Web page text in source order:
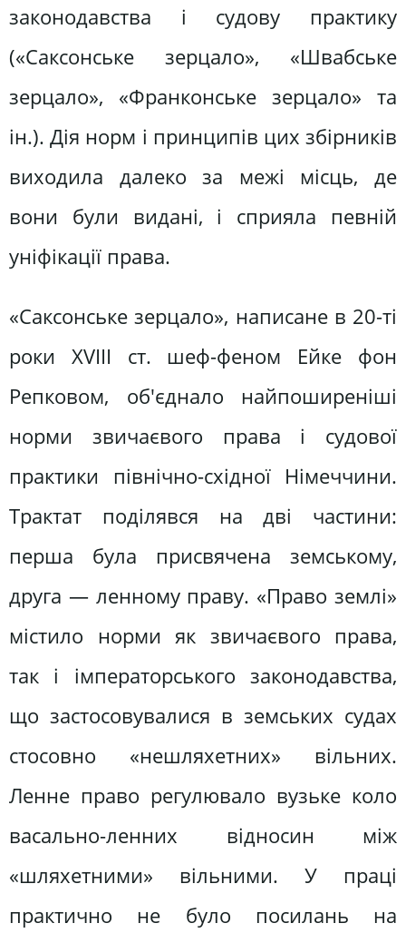
законодавства і судову практику
(«Саксонське зерцало», «Швабське
зерцало», «Франконське зерцало» та
ін.). Дія норм і принципів цих збірників
виходила далеко за межі місць, де
вони були видані, і сприяла певній
уніфікації права.
«Саксонське зерцало», написане в 20-ті
роки XVIII ст. шеф-феном Ейке фон
Репковом, об'єднало найпоширеніші
норми звичаєвого права і судової
практики північно-східної Німеччини.
Трактат поділявся на дві частини:
перша була присвячена земському,
друга — ленному праву. «Право землі»
містило норми як звичаєвого права,
так і імператорського законодавства,
що застосовувалися в земських судах
стосовно «нешляхетних» вільних.
Ленне право регулювало вузьке коло
васально-ленних відносин між
«шляхетними» вільними. У праці
практично не було посилань на